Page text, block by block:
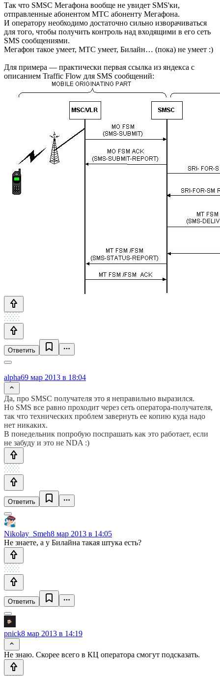
Так что SMSC Мегафона вообще не увидет SMS'ки,
отправленные абонентом МТС абоненту Мегафона.
И оператору необходимо достаточно сильно изворачиваться
для того, чтобы получить контроль над входящими в его сеть
SMS сообщениями.
Мегафон такое умеет, МТС умеет, Билайн… (пока) не умеет :)
Для примера — практически первая ссылка из яндекса с
описанием Traffic Flow для SMS сообщений:
Ответить
alpha69 мар 2013 в 18:04
Да, про SMSC получателя это я неправильно выразился.
Но SMS все равно проходит через сеть оператора-получателя,
так что технических проблем завернуть ее копию куда надо
нет никаких.
В понедельник попробую поспрашать как это работает, если
не забуду и это не NDA :)
Ответить
Nikolay_Smeh8 мар 2013 в 14:05
Не знаете, а у Билайна такая штука есть?
Ответить
pnick8 мар 2013 в 14:19
Не знаю. Скорее всего в КЦ оператора смогут подсказать.